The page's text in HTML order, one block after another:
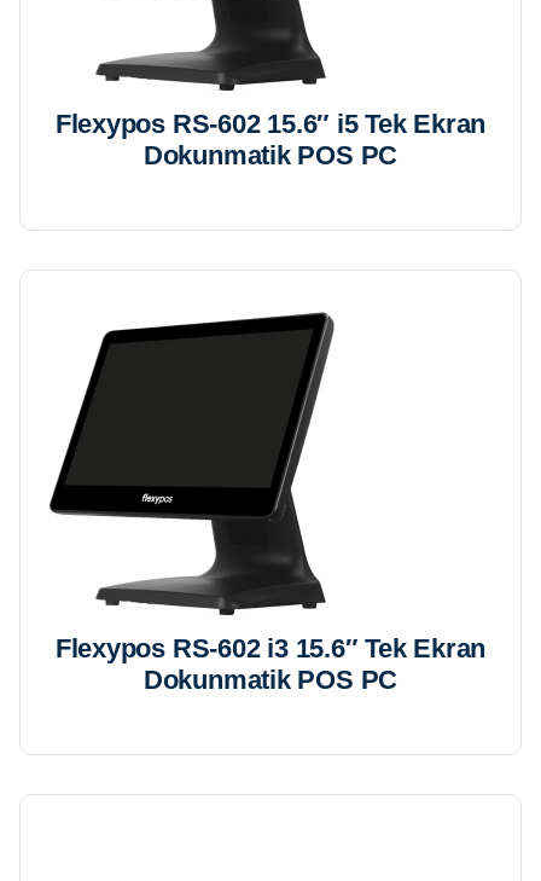
Flexypos RS-602 15.6″ i5 Tek Ekran
Dokunmatik POS PC
Flexypos RS-602 i3 15.6″ Tek Ekran
Dokunmatik POS PC